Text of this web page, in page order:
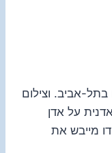
אביב. וצילום
על אדן
מייבש את